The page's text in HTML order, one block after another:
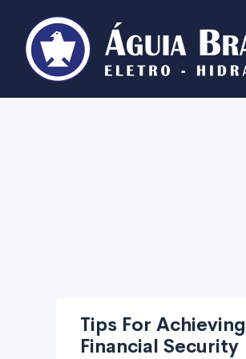
Tips For Achieving
Financial Security